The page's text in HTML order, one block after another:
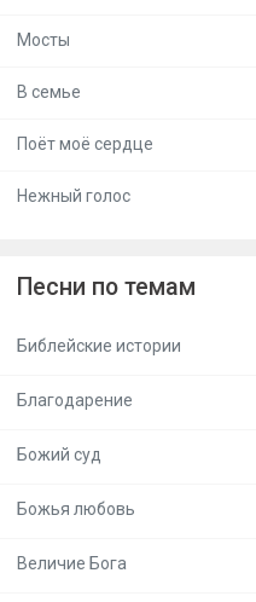
Мосты
В семье
Поёт моё сердце
Нежный голос
Песни по темам
Библейские истории
Благодарение
Божий суд
Божья любовь
Величие Бога